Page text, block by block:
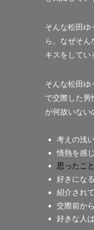
そんな松田ゆ
ら。なぜそ
キスをしてい
そんな松田ゆ
で交際した男
が何故いない
考えの浅
情熱を感
思ったこ
好きにな
紹介され
交際前か
好きな人